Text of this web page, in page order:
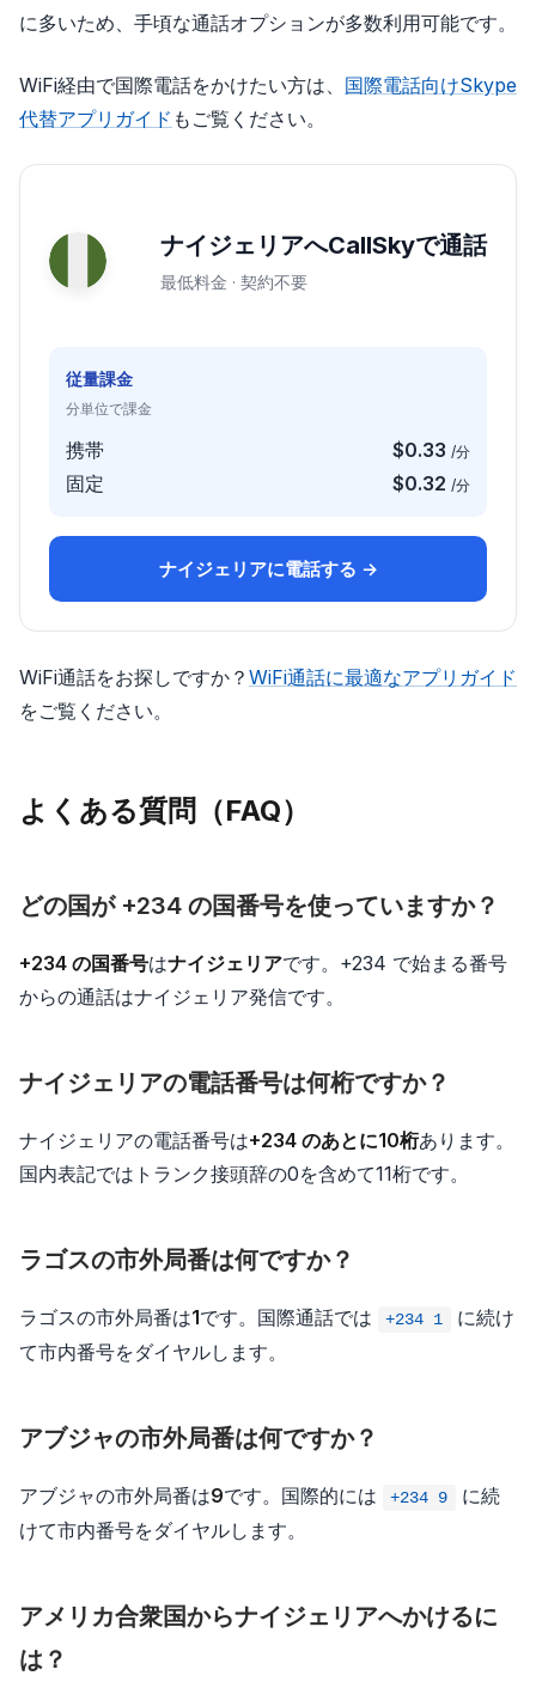
に多いため、手頃な通話オプションが多数利用可能です。
WiFi経由で国際電話をかけたい方は、 国際電話向けSkype
代替アプリガイド もご覧ください。
ナイジェリアへCallSkyで通話
最低料金 · 契約不要
従量課金
分単位で課金
携帯 $0.33 /分
固定 $0.32 /分
ナイジェリアに電話する →
WiFi通話をお探しですか？ WiFi通話に最適なアプリガイド
をご覧ください。
よくある質問（FAQ）
どの国が +234 の国番号を使っていますか？
+234 の国番号はナイジェリアです。+234 で始まる番号
からの通話はナイジェリア発信です。
ナイジェリアの電話番号は何桁ですか？
ナイジェリアの電話番号は+234 のあとに10桁あります。
国内表記ではトランク接頭辞の0を含めて11桁です。
ラゴスの市外局番は何ですか？
ラゴスの市外局番は1です。国際通話では +234 1
に続け
て市内番号をダイヤルします。
アブジャの市外局番は何ですか？
アブジャの市外局番は9です。国際的には +234 9
に続
けて市内番号をダイヤルします。
アメリカ合衆国からナイジェリアへかけるに
は？